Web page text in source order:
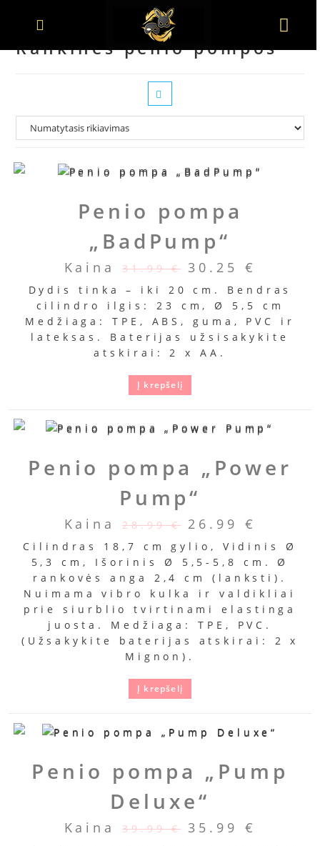
Rankinės penio pompos
Penio pompa
„BadPump“
Kaina 31.99€ 30.25 €
Dydis tinka – iki 20 cm. Bendras
cilindro ilgis: 23 cm, Ø 5,5 cm
Medžiaga: TPE, ABS, guma, PVC ir
lateksas. Baterijas užsisakykite
atskirai: 2 x AA.
Į krepšelį
Penio pompa „Power
Pump“
Kaina 28.99€ 26.99 €
Cilindras 18,7 cm gylio, Vidinis Ø
5,3 cm, Išorinis Ø 5,5-5,8 cm. Ø
rankovės anga 2,4 cm (lanksti).
Nuimama vibro kulka ir valdikliai
prie siurblio tvirtinami elastinga
juosta. Medžiaga: TPE, PVC.
(Užsakykite baterijas atskirai: 2 x
Mignon).
Į krepšelį
Penio pompa „Pump
Deluxe“
Kaina 39.99€ 35.99 €